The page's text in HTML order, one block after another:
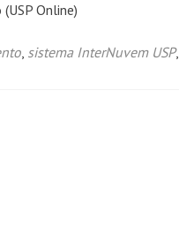
Online)
, sistema InterNuvem USP,